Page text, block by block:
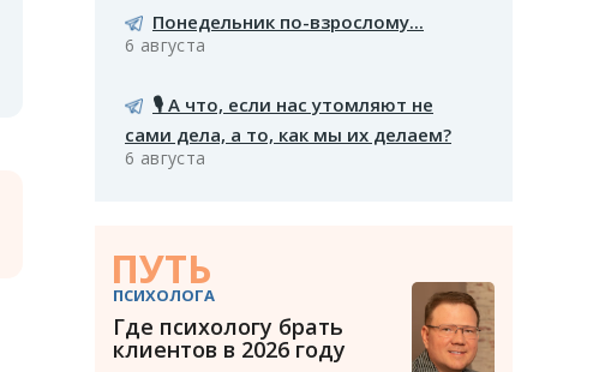
Понедельник по-взрослому...
6 августа
🎙️ А что, если нас утомляют не
сами дела, а то, как мы их делаем?
6 августа
ПУТЬ
ПСИХОЛОГА
Где психологу брать
клиентов в 2026 году